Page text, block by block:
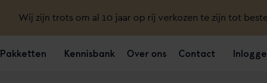
Wij zijn trots om al 10 jaar op rij verkozen te zijn tot
Pakketten Kennisbank Over ons Contact